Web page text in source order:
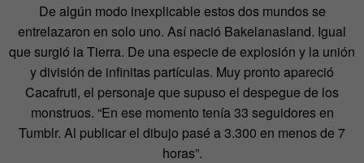
De algún modo inexplicable estos dos mundos se
entrelazaron en solo uno. Así nació Bakelanasland. Igual
que surgió la Tierra. De una especie de explosión y la unión
y división de infinitas partículas. Muy pronto apareció
Cacafruti, el personaje que supuso el despegue de los
monstruos. “En ese momento tenía 33 seguidores en
Tumblr. Al publicar el dibujo pasé a 3.300 en menos de 7
horas”.